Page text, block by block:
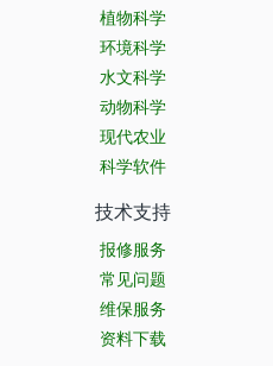
植物科学
环境科学
水文科学
动物科学
现代农业
科学软件
技术支持
报修服务
常见问题
维保服务
资料下载